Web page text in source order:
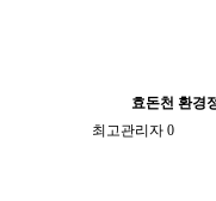
효돈천 환경
최고관리자 0